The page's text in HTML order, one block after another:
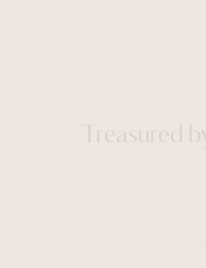
Treasured